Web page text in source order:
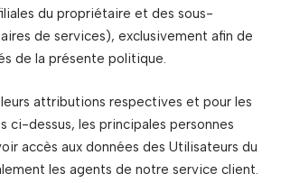
du propriétaire et des sous-
de services), exclusivement afin de
de la présente politique.
attributions respectives et pour les
ci-dessus, les principales personnes
accès aux données des Utilisateurs du
les agents de notre service client.